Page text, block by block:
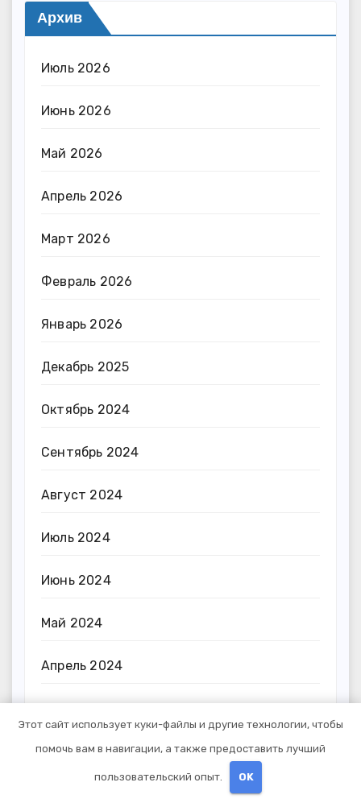
Архив
Июль 2026
Июнь 2026
Май 2026
Апрель 2026
Март 2026
Февраль 2026
Январь 2026
Декабрь 2025
Октябрь 2024
Сентябрь 2024
Август 2024
Июль 2024
Июнь 2024
Май 2024
Апрель 2024
Февраль 2024
Этот сайт использует куки-файлы и другие технологии, чтобы
помочь вам в навигации, а также предоставить лучший
пользовательский опыт. OK